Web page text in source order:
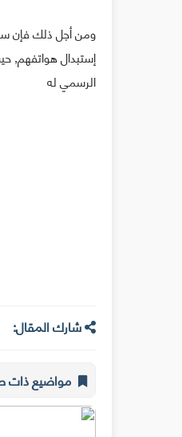
إستبدال هواتفهم,
الرسمي له
شارك المقال:
مواضيع ذات